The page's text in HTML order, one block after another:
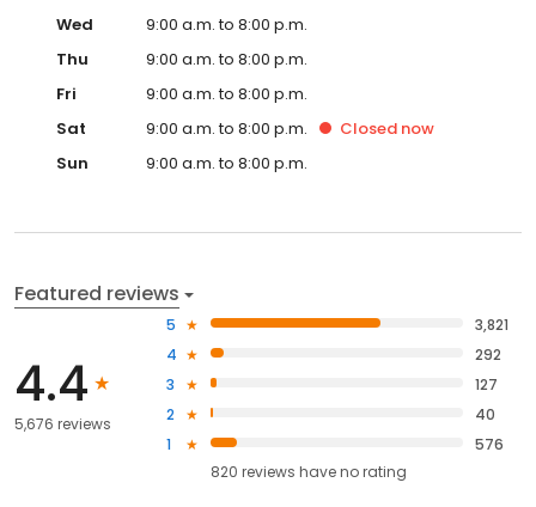
Wed
9:00 a.m. to 8:00 p.m.
Thu
9:00 a.m. to 8:00 p.m.
Fri
9:00 a.m. to 8:00 p.m.
Sat
9:00 a.m. to 8:00 p.m. Closed now
Sun
9:00 a.m. to 8:00 p.m.
Featured reviews
4.4
5,676 reviews
5
3,821
4
292
3
127
2
40
1
576
820 reviews haveno rating